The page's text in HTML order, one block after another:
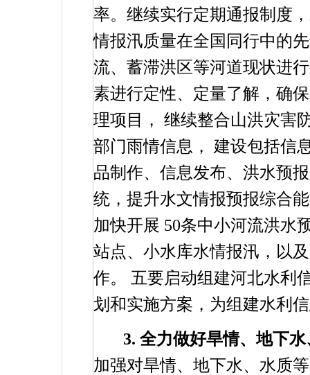
率。继续实行定期通报制度
情报汛质量在全国同行中的
流、蓄滞洪区等河道现状进
素进行定性、定量了解，确
理项目，
继续整合山洪灾害
部门雨情信息，
建设包括信
品制作、信息发布、洪水预
统，提升水文情报预报综合
加快开展 50条中小河流洪水
站点、小水库水情报汛，以
作。
五要启动组建河北水利
划和实施方案，为组建水利
3. 全力做好旱情、地下
加强对旱情、地下水、水质